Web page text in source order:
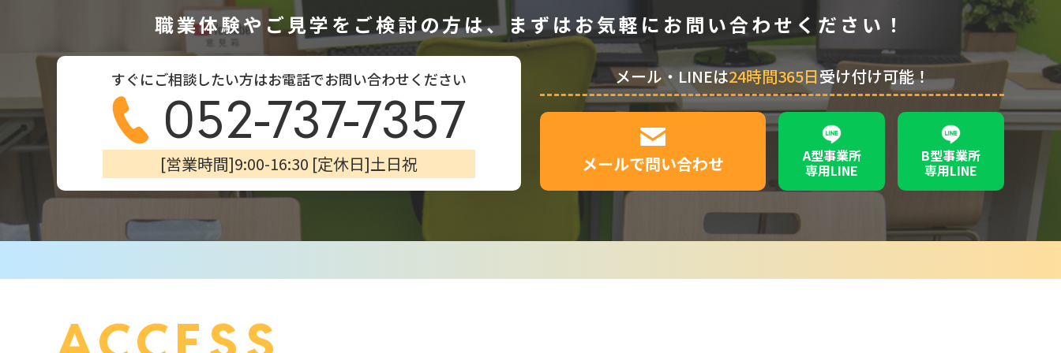
職業体験やご見学をご検討の方は、まずはお気軽にお問い合わせください！
すぐにご相談したい方はお電話でお問い合わせください
052-737-7357
[営業時間]9:00-16:30 [定休日]土日祝
メール・LINEは24時間365日受け付け可能！
メールで問い合わせ A型事業所
専用LINE
B型事業所
専用LINE